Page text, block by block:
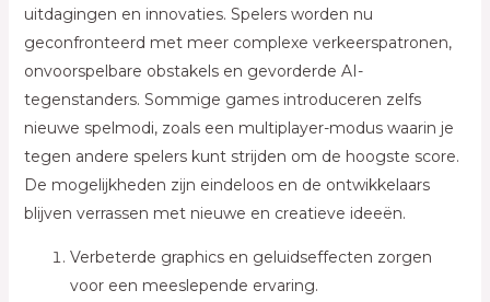
uitdagingen en innovaties. Spelers worden nu
geconfronteerd met meer complexe verkeerspatronen,
onvoorspelbare obstakels en gevorderde AI-
tegenstanders. Sommige games introduceren zelfs
nieuwe spelmodi, zoals een multiplayer-modus waarin je
tegen andere spelers kunt strijden om de hoogste score.
De mogelijkheden zijn eindeloos en de ontwikkelaars
blijven verrassen met nieuwe en creatieve ideeën.
Verbeterde graphics en geluidseffecten zorgen
voor een meeslepende ervaring.